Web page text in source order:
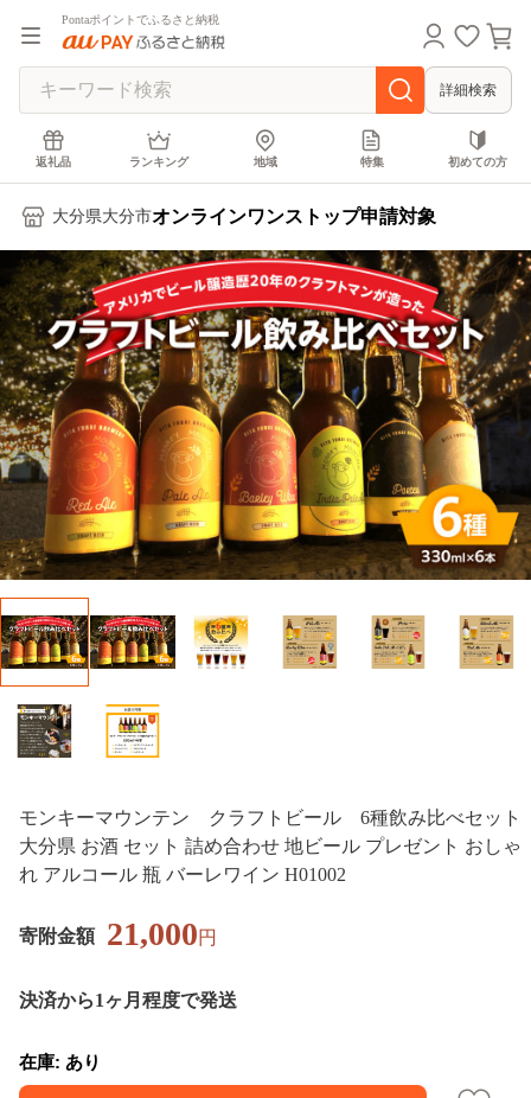
Pontaポイントでふるさと納税
詳細検索
返礼品 ランキング 地域 特集 初めての方
大分県大分市オンラインワンストップ申請対象
モンキーマウンテン クラフトビール 6種飲み比べセット
大分県 お酒 セット 詰め合わせ 地ビール プレゼント おしゃ
れ アルコール 瓶 バーレワイン H01002
寄附金額 21,000円
決済から1ヶ月程度で発送
在庫: あり